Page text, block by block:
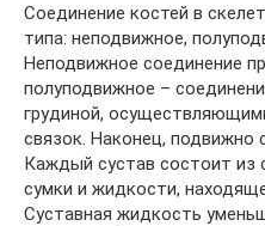
Соединение костей в
типа: неподвижное,
Неподвижное соединение
полуподвижное –
грудиной,
связок. Наконец, подвижно
Каждый сустав состоит из
сумки и жидкости,
Суставная жидкость